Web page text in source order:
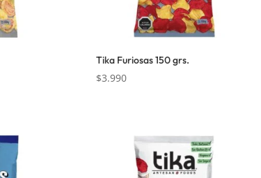
Tika Furiosas 150 grs.
$3.990